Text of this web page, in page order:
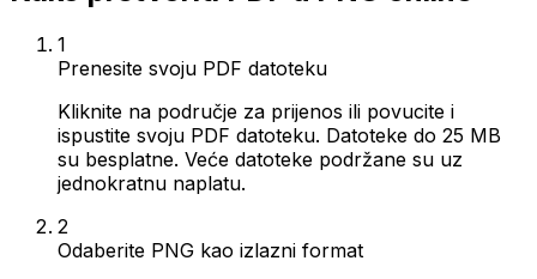
1
Prenesite svoju PDF datoteku
Kliknite na područje za prijenos ili povucite i
ispustite svoju PDF datoteku. Datoteke do 25 MB
su besplatne. Veće datoteke podržane su uz
jednokratnu naplatu.
2
Odaberite PNG kao izlazni format